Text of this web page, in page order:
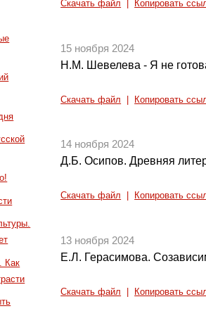
Как
Скачать файл Копировать
15 ноября 2024
Н.М. Шевелева - Я не
Скачать файл Копировать
14 ноября 2024
Д.Б. Осипов. Древняя
Скачать файл Копировать
13 ноября 2024
Е.Л. Герасимова.
Скачать файл Копировать